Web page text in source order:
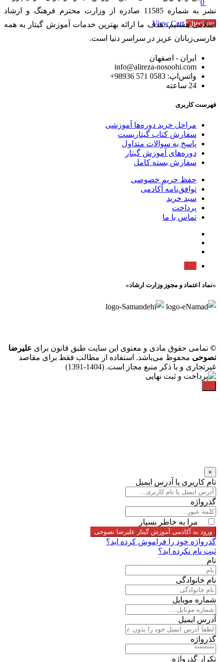
0
Subtotal 0 تومان
View CartCheckout
نشر به شماره 11585 صادره از وزارت محترم فرهنگ و ارشاد
اسلامی هستیم، هدف ما ارائه بهترین خدمات آموزش گیتار به همه
فارسی‌زبانان عزیز در سراسر دنیا است.
ایران - اصفهان
info@alireza-nosoohi.com
واتس‌اپ: 0583 571 98936+
24 ساعته
فهرست کاربری
مراحل خرید دوره‌ها آموزشی
سفارش کتاب گیتاریست
پاسخ به سوالات متداول
دوره‌های آموزش گیتار
سفارش بسته کامل
حفظ حریم خصوصی
توافق‌نامه آکادمی
سبد خرید
پرداخت
تماس با ما
«نماد اعتماد و مجوز وزارت ارشاد»
© تمامی حقوق مادی و معنوی این سایت طبق قانون برای علیرضا
نصوحی محفوظ می‌باشد. استفاده از مطالب فقط برای مقاصد
غیرتجاری و با ذکر منبع مجاز است. (1404-1391)
×
نام کاربری یا آدرس ایمیل
گذرواژه
مرا به خاطر بسپار
ورود به آکادمی آموزش گیتار علیرضا نصوحی
گذرواژه خود را فراموش کرده اید؟
ثبت نام نکرده اید؟
نام
نام خانوادگی
شماره موبایل
آدرس ایمیل
گذرواژه
تکرار گذرواژه